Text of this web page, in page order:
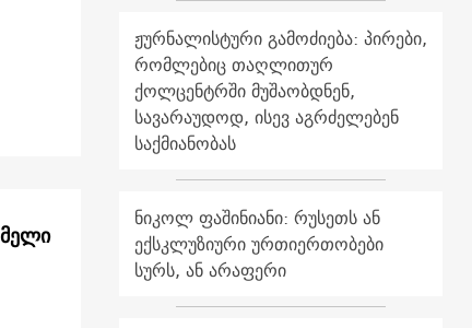
ჟურნალისტური გამოძიება: პირები,
რომლებიც თაღლითურ
ქოლცენტრში მუშაობდნენ,
სავარაუდოდ, ისევ აგრძელებენ
საქმიანობას
ნიკოლ ფაშინიანი: რუსეთს ან
ექსკლუზიური ურთიერთობები
სურს, ან არაფერი